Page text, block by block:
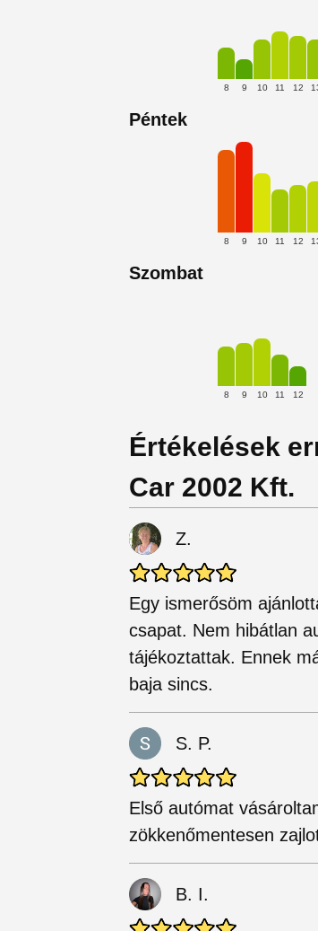
8 9 10 11 12
Péntek
8 9 10 11 12
Szombat
8 9 10 11 12
Értékelések
Car 2002 Kft.
Z.
Egy ismerősöm
csapat. Nem hibátlan
tájékoztattak. Ennek
baja sincs.
S. P.
Első autómat
zökkenőmentesen
B. I.